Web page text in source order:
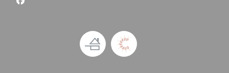
Facebook ((新しいウィンドウで開きます))